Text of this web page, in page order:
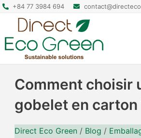
+84 77 3984 694
Comment choisir
gobelet en carton
Direct Eco Green / Blog /